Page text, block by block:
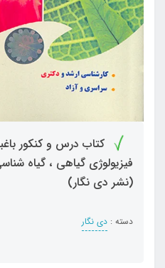
کتاب درس و کنکور
فیزیولوژی گیاهی ، گیاه
(نشر دی نگار)
دسته : دی نگار